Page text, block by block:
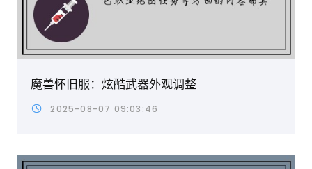
魔兽怀旧服：炫酷武器外观调整
2025-08-07 09:03:46